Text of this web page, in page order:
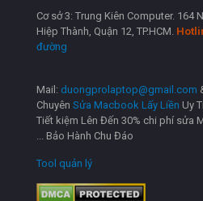
Cơ sở 3: Trung Kiên Computer. 164
Hiệp Thành, Quận 12, TP.HCM.
đường
Mail: duongprolaptop@gmail.com
Chuyên Sửa Macbook Lấy Liền Uy
Tiết kiệm Lên Đến 30% chi phí sửa
... Bảo Hành Chu Đáo
Tool quản lý